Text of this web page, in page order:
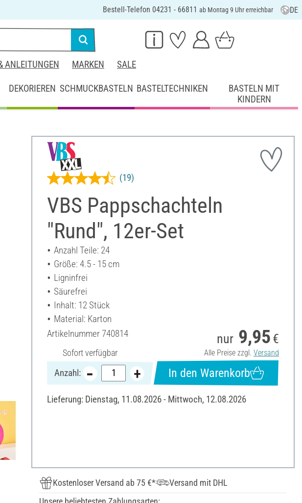
Bestell-Telefon 04231 - 66811 ab Montag 9 Uhr erreichbar DE
ANLEITUNGEN MARKEN SALE
DEKORIEREN SCHMUCKBASTELN BASTELTECHNIKEN
BASTELN MIT
KINDERN
VBS Pappschachteln
"Rund", 12er-Set
(19)
Anzahl Teile: 24
Größe: 4.5 - 15 cm
Ligninfrei
Säurefrei
Inhalt: 12 Stück
Material: Karton
Artikelnummer740814
Sofort verfügbar
nur 9,95 €
Alle Preise zzgl. Versand
Anzahl: In den Warenkorb
Lieferung: Dienstag, 11.08.2026 - Mittwoch, 12.08.2026
Kostenloser Versand ab 75 €*
Versand mit DHL